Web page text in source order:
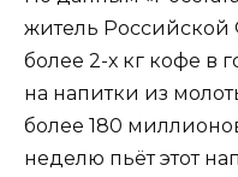
житель Российской
более 2-х кг кофе в
на напитки из
более 180
неделю пьёт этот